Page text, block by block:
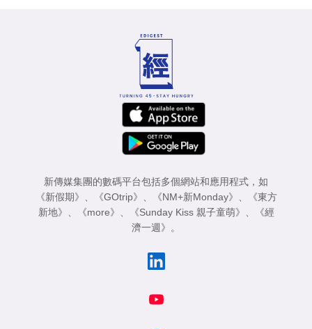
新傳媒集團的數碼平台包括多個網站和應用程式，如
《新假期》 、 《GOtrip》 、 《NM+新Monday》 、
《東方
新地》 、 《more》 、 《Sunday Kiss 親子童萌》 、
《經
濟一週》 。